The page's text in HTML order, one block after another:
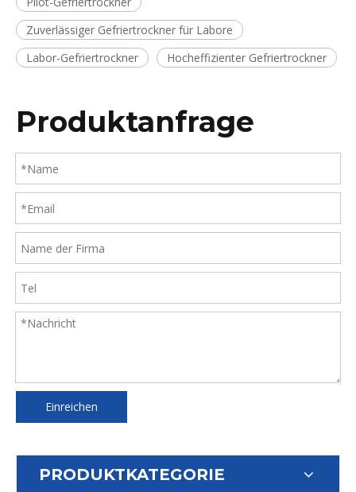
Zuverlässiger Gefriertrockner für Labore
Labor-Gefriertrockner
Hocheffizienter Gefriertrockner
Produktanfrage
Einreichen
PRODUKTKATEGORIE